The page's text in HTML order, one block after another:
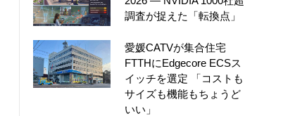
調査が捉えた「転換点」
愛媛CATVが集合住宅
FTTHにEdgecore ECSス
イッチを選定 「コストも
サイズも機能もちょうど
いい」